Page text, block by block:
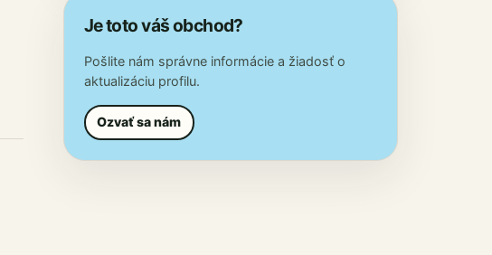
Je toto váš obchod?
Pošlite nám správne informácie a žiadosť o
aktualizáciu profilu.
Ozvať sa nám